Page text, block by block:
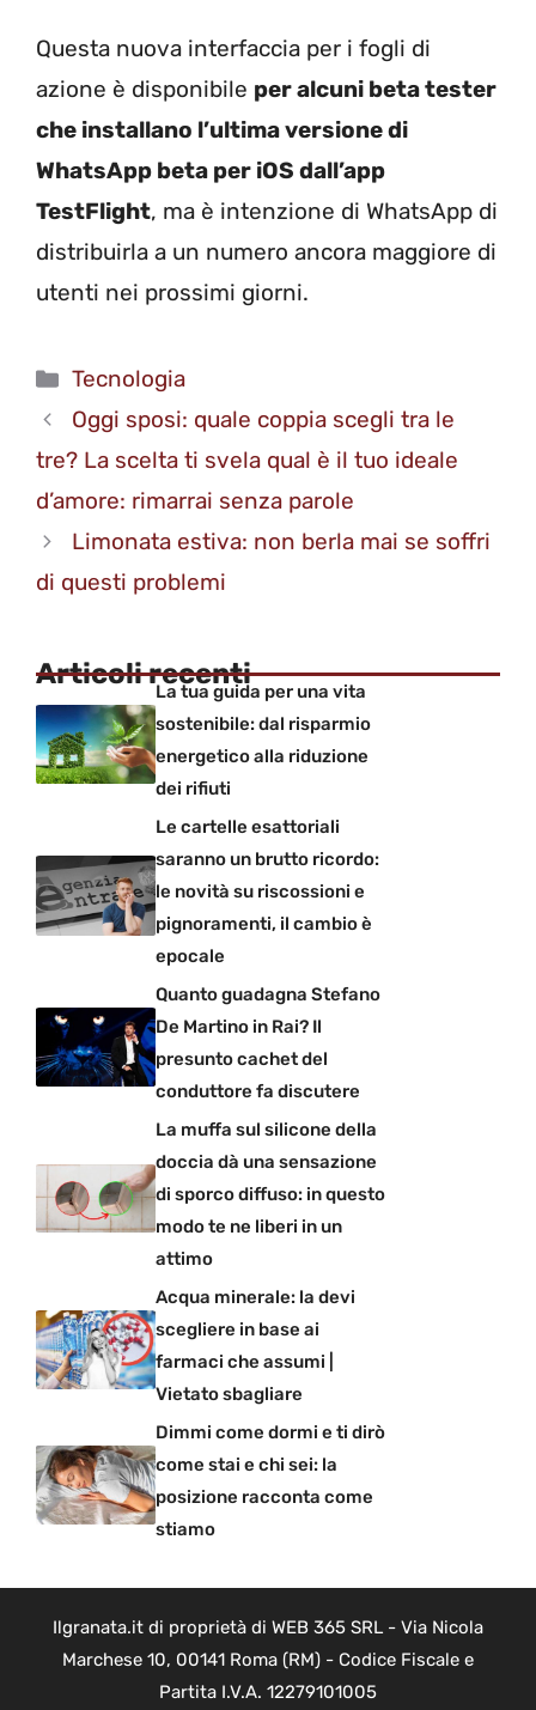
Questa nuova interfaccia per i fogli di
azione è disponibile per alcuni beta tester
che installano l’ultima versione di
WhatsApp beta per iOS dall’app
TestFlight, ma è intenzione di WhatsApp di
distribuirla a un numero ancora maggiore di
utenti nei prossimi giorni.
Categorie
Tecnologia
Oggi sposi: quale coppia scegli tra le
tre? La scelta ti svela qual è il tuo ideale
d’amore: rimarrai senza parole
Limonata estiva: non berla mai se soffri
di questi problemi
Articoli recenti
La tua guida per una vita
sostenibile: dal risparmio
energetico alla riduzione
dei rifiuti
Le cartelle esattoriali
saranno un brutto ricordo:
le novità su riscossioni e
pignoramenti, il cambio è
epocale
Quanto guadagna Stefano
De Martino in Rai? Il
presunto cachet del
conduttore fa discutere
La muffa sul silicone della
doccia dà una sensazione
di sporco diffuso: in questo
modo te ne liberi in un
attimo
Acqua minerale: la devi
scegliere in base ai
farmaci che assumi |
Vietato sbagliare
Dimmi come dormi e ti dirò
come stai e chi sei: la
posizione racconta come
stiamo
Ilgranata.it di proprietà di WEB 365 SRL - Via Nicola
Marchese 10, 00141 Roma (RM) - Codice Fiscale e
Partita I.V.A. 12279101005